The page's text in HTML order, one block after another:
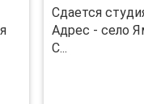
Сдается
Адрес - село
С...